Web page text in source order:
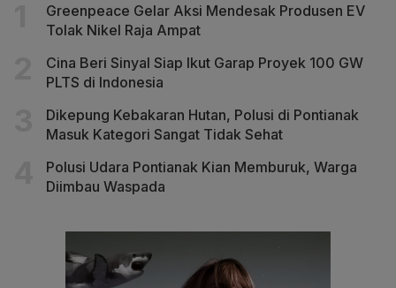
Greenpeace Gelar Aksi Mendesak Produsen EV
Tolak Nikel Raja Ampat
Cina Beri Sinyal Siap Ikut Garap Proyek 100 GW
PLTS di Indonesia
Dikepung Kebakaran Hutan, Polusi di Pontianak
Masuk Kategori Sangat Tidak Sehat
Polusi Udara Pontianak Kian Memburuk, Warga
Diimbau Waspada